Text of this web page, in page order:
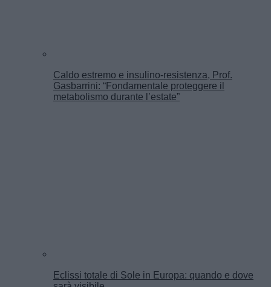
Caldo estremo e insulino-resistenza, Prof.
Gasbarrini: “Fondamentale proteggere il
metabolismo durante l’estate”
Eclissi totale di Sole in Europa: quando e dove